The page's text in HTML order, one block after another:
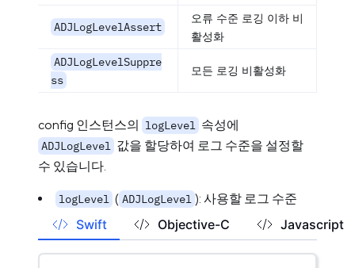
ADJLogLevelAssert
오류 수준 로깅 이하 비
활성화
ADJLogLevelSuppre
ss
모든 로깅 비활성화
config 인스턴스의 logLevel 속성에
ADJLogLevel 값을 할당하여 로그 수준을 설정할
수 있습니다.
logLevel ( ADJLogLevel ): 사용할 로그 수준
Swift Objective-C Javascript